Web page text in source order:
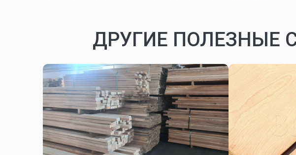
ДРУГИЕ ПОЛЕЗНЫЕ